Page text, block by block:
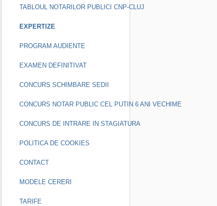
TABLOUL NOTARILOR PUBLICI CNP-CLUJ
EXPERTIZE
PROGRAM AUDIENTE
EXAMEN DEFINITIVAT
CONCURS SCHIMBARE SEDII
CONCURS NOTAR PUBLIC CEL PUTIN 6 ANI VECHIME
CONCURS DE INTRARE IN STAGIATURA
POLITICA DE COOKIES
CONTACT
MODELE CERERI
TARIFE